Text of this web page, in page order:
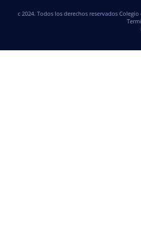
c 2024. Todos los derechos reservados